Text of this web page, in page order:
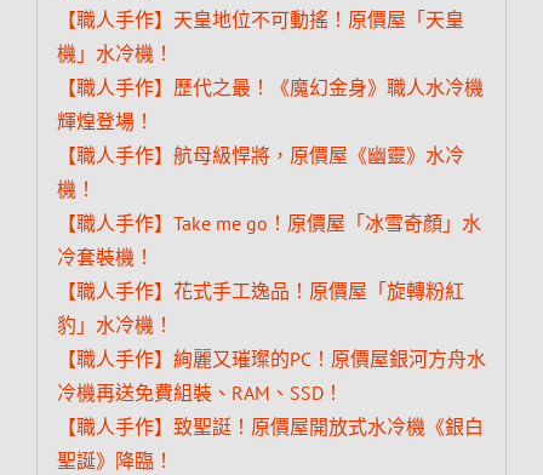
【職人手作】天皇地位不可動搖！原價屋「天皇
機」水冷機！
【職人手作】歷代之最！《魔幻金身》職人水冷機
輝煌登場！
【職人手作】航母級悍將，原價屋《幽靈》水冷
機！
【職人手作】Take me go！原價屋「冰雪奇顏」水
冷套裝機！
【職人手作】花式手工逸品！原價屋「旋轉粉紅
豹」水冷機！
【職人手作】絢麗又璀璨的PC！原價屋銀河方舟水
冷機再送免費組裝、RAM、SSD！
【職人手作】致聖誔！原價屋開放式水冷機《銀白
聖誕》降臨！